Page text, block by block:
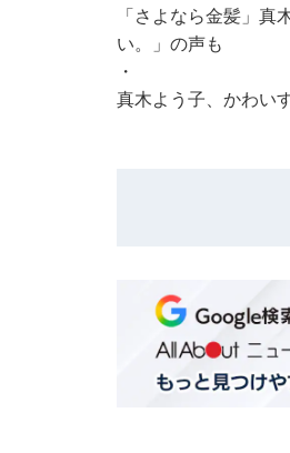
「さよなら金髪」真
い。」の声も
・
真木よう子、かわい